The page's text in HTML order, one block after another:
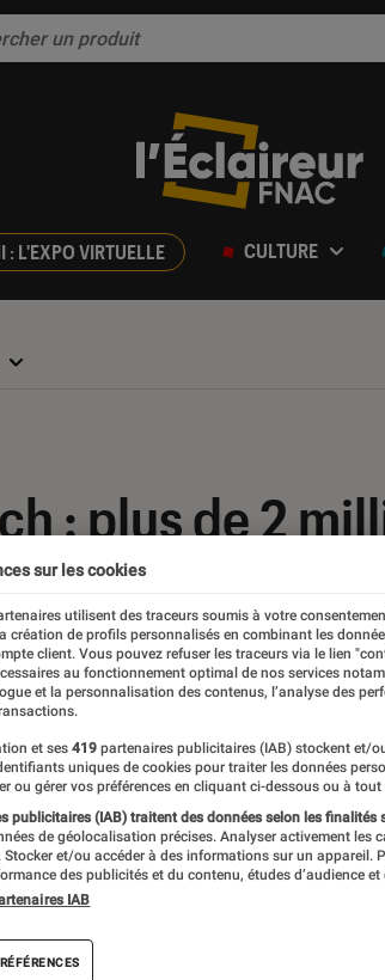
: L'EXPO VIRTUELLE CULTURE
: plus de 2
sur les cookies
utilisent des traceurs soumis à votre
création de profils personnalisés en combinant les
client. Vous pouvez refuser les traceurs via le lien
au fonctionnement optimal de nos services
et la personnalisation des contenus, l’analyse des
et ses 419 partenaires publicitaires (IAB) stockent et/
uniques de cookies pour traiter les données
ou gérer vos préférences en cliquant ci-dessous ou à
publicitaires (IAB) traitent des données selon les finalités
de géolocalisation précises. Analyser activement les
Stocker et/ou accéder à des informations sur un appareil.
des publicités et du contenu, études d’audience
IAB